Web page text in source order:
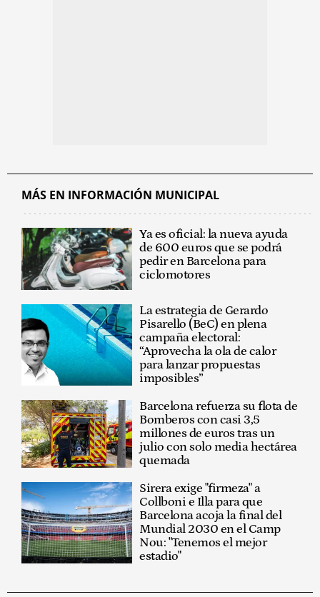
MÁS EN INFORMACIÓN MUNICIPAL
Ya es oficial: la nueva ayuda
de 600 euros que se podrá
pedir en Barcelona para
ciclomotores
La estrategia de Gerardo
Pisarello (BeC) en plena
campaña electoral:
“Aprovecha la ola de calor
para lanzar propuestas
imposibles”
Barcelona refuerza su flota de
Bomberos con casi 3,5
millones de euros tras un
julio con solo media hectárea
quemada
Sirera exige "firmeza" a
Collboni e Illa para que
Barcelona acoja la final del
Mundial 2030 en el Camp
Nou: "Tenemos el mejor
estadio"